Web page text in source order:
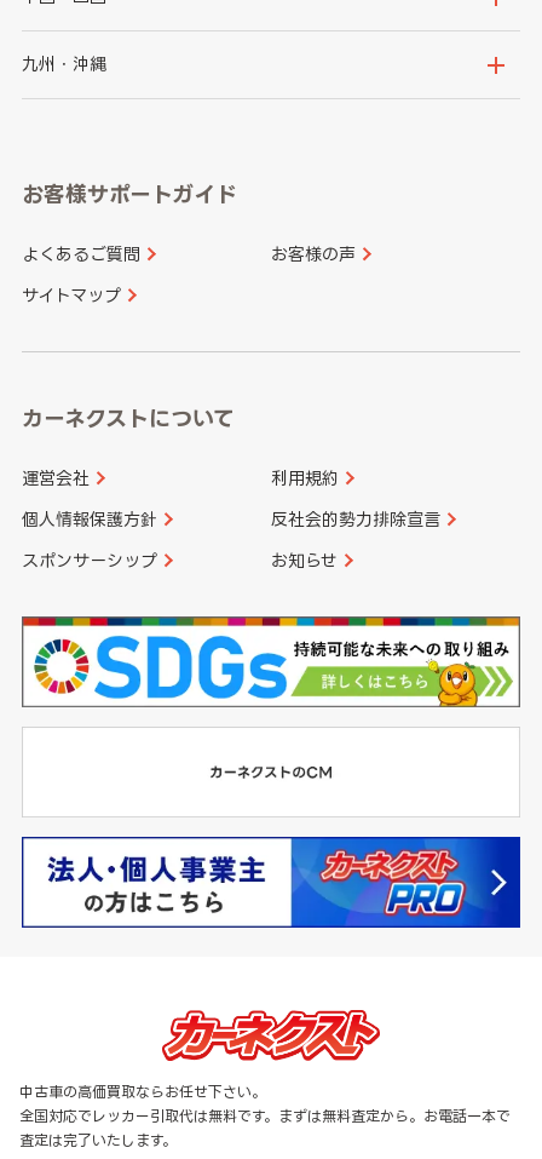
神奈川県
山梨県
愛知県
京都府
和歌山県
鳥取県
山口県
香川県 愛媛県
九州・沖縄
長崎県
大分県 宮崎県
お客様サポートガイド
よくあるご質問 お客様の声
サイトマップ
カーネクストについて
運営会社 利用規約
個人情報保護方針 反社会的勢力排除宣言
スポンサーシップ お知らせ
中古車の高価買取ならお任せ下さい。
全国対応でレッカー引取代は無料です。まずは無料査定から。お電話一本で
査定は完了いたします。